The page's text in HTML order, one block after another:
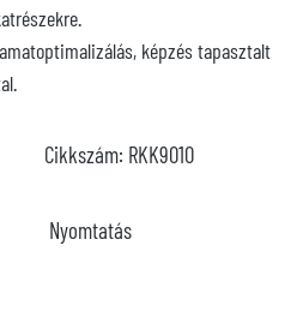
képzés tapasztalt
Cikkszám: RKK9010
Nyomtatás